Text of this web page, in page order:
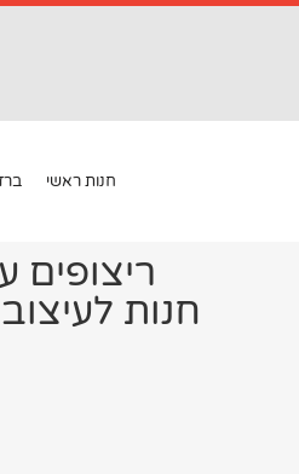
חנות ראשי
ריצופים
חנות לעיצוב